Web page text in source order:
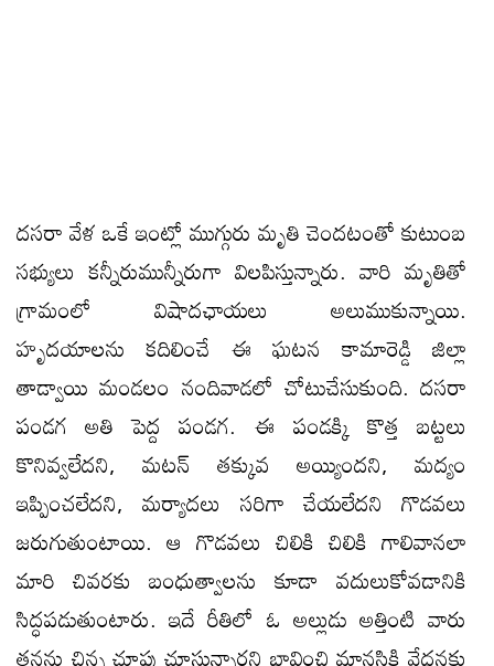
దసరా వేళ ఒకే ఇంట్లో ముగ్గురు మృతి చెందటంతో కుటుంబ
సభ్యులు కన్నీరుమున్నీరుగా విలపిస్తున్నారు. వారి మృతితో
గ్రామంలో విషాదఛాయలు అలుముకున్నాయి.
హృదయాలను కదిలించే ఈ ఘటన కామారెడ్డి జిల్లా
తాడ్వాయి మండలం నందివాడలో చోటుచేసుకుంది. దసరా
పండగ అతి పెద్ద పండగ. ఈ పండక్కి కొత్త బట్టలు
కొనివ్వలేదని, మటన్ తక్కువ అయ్యిందని, మద్యం
ఇప్పించలేదని, మర్యాదలు సరిగా చేయలేదని గొడవలు
జరుగుతుంటాయి. ఆ గొడవలు చిలికి చిలికి గాలివానలా
మారి చివరకు బంధుత్వాలను కూడా వదులుకోవడానికి
సిద్ధపడుతుంటారు. ఇదే రీతిలో ఓ అల్లుడు అత్తింటి వారు
తనను చిన్న చూపు చూస్తున్నారని భావించి మానసికి వేధనకు